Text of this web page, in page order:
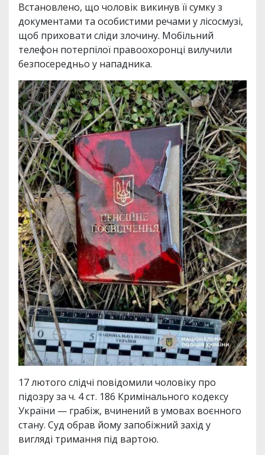
Встановлено, що чоловік викинув її сумку з
документами та особистими речами у лісосмузі,
щоб приховати сліди злочину. Мобільний
телефон потерпілої правоохоронці вилучили
безпосередньо у нападника.
17 лютого слідчі повідомили чоловіку про
підозру за ч. 4 ст. 186 Кримінального кодексу
України — грабіж, вчинений в умовах воєнного
стану. Суд обрав йому запобіжний захід у
вигляді тримання під вартою.